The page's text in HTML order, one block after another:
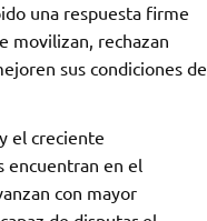
una respuesta firme
movilizan, rechazan
sus condiciones de
el creciente
encuentran en el
con mayor